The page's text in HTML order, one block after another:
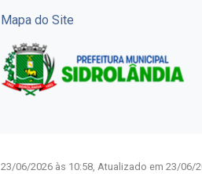
Mapa do Site
23/06/2026 às 10:58, Atualizado em 23/06/